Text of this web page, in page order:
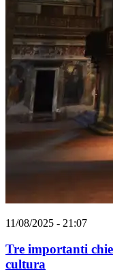
11/08/2025 - 21:07
Tre importanti
cultura